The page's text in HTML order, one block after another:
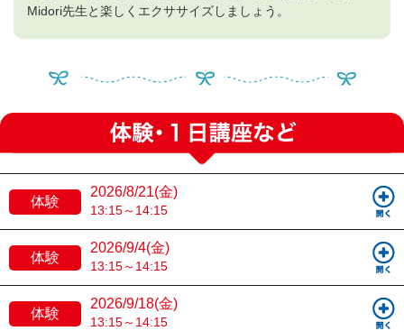
Midori先生と楽しくエクササイズしましょう。
体験
2026/8/21(金)
13:15～14:15
体験
2026/9/4(金)
13:15～14:15
体験
2026/9/18(金)
13:15～14:15